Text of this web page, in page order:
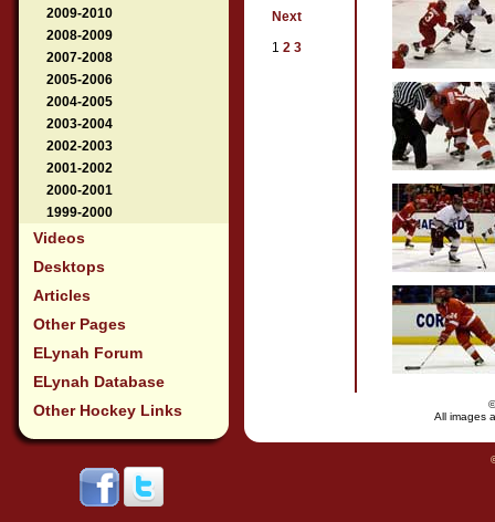
2009-2010
2008-2009
2007-2008
2005-2006
2004-2005
2003-2004
2002-2003
2001-2002
2000-2001
1999-2000
Videos
Desktops
Articles
Other Pages
ELynah Forum
ELynah Database
Other Hockey Links
Next
1 2 3
All images